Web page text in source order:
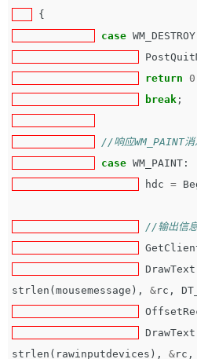
{
case WM_DESTROY
return
0
break ;
//响应WM_PAINT
case WM_PAINT :
hdc =
//输出信
DrawText
strlen ( mousemessage ), &rc ,
DrawText
strlen ( rawinputdevices ), &rc ,